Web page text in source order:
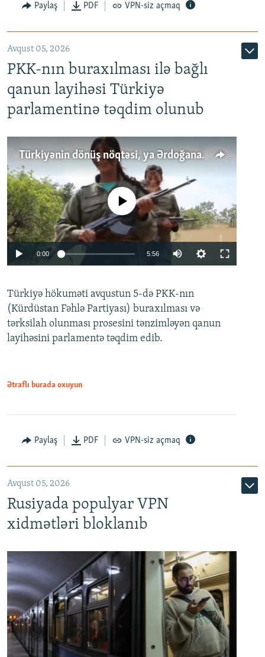
Paylaş PDF VPN-siz açmaq
Avqust 05, 2026
PKK-nın buraxılması ilə bağlı
qanun layihəsi Türkiyə
parlamentinə təqdim olunub
Türkiyənin dönüş nöqtəsi, ya Ərdoğana üçüncü şans: PKK ilə qəfil barışıq nə deməkdir?
Auto 240p 360p 480p
720p 1080p
No media source currently available
0:00 5:56
360p
480p
Türkiyə hökuməti avqustun 5-də PKK-nın
(Kürdüstan Fəhlə Partiyası) buraxılması və
tərksilah olunması prosesini tənzimləyən qanun
layihəsini parlamentə təqdim edib.
Ətraflı burada oxuyun
Paylaş PDF VPN-siz açmaq
Avqust 05, 2026
Rusiyada populyar VPN
xidmətləri bloklanıb